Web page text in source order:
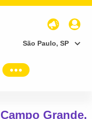
São Paulo, SP
Grande,